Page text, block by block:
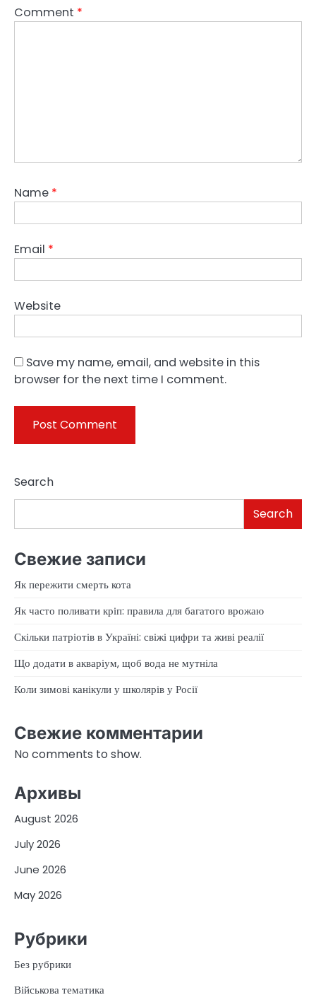
Comment *
Name *
Email *
Website
Save my name, email, and website in this
browser for the next time I comment.
Search
Search
Свежие записи
Як пережити смерть кота
Як часто поливати кріп: правила для багатого врожаю
Скільки патріотів в Україні: свіжі цифри та живі реалії
Що додати в акваріум, щоб вода не мутніла
Коли зимові канікули у школярів у Росії
Свежие комментарии
No comments to show.
Архивы
August 2026
July 2026
June 2026
May 2026
Рубрики
Без рубрики
Військова тематика